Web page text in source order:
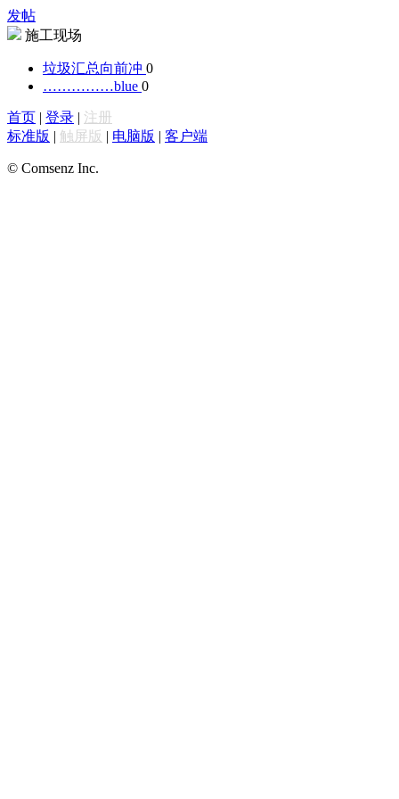
发帖
施工现场
垃圾汇总向前冲 0
……………blue 0
首页 | 登录 | 注册
标准版 | 触屏版 | 电脑版 | 客户端
© Comsenz Inc.